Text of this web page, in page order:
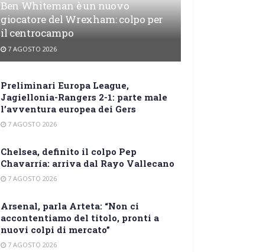
Ben Whiteman è un nuovo
giocatore del Wrexham: colpo per
il centrocampo
7 AGOSTO 2026
Preliminari Europa League,
Jagiellonia-Rangers 2-1: parte male
l’avventura europea dei Gers
7 AGOSTO 2026
Chelsea, definito il colpo Pep
Chavarría: arriva dal Rayo Vallecano
7 AGOSTO 2026
Arsenal, parla Arteta: “Non ci
accontentiamo del titolo, pronti a
nuovi colpi di mercato”
7 AGOSTO 2026